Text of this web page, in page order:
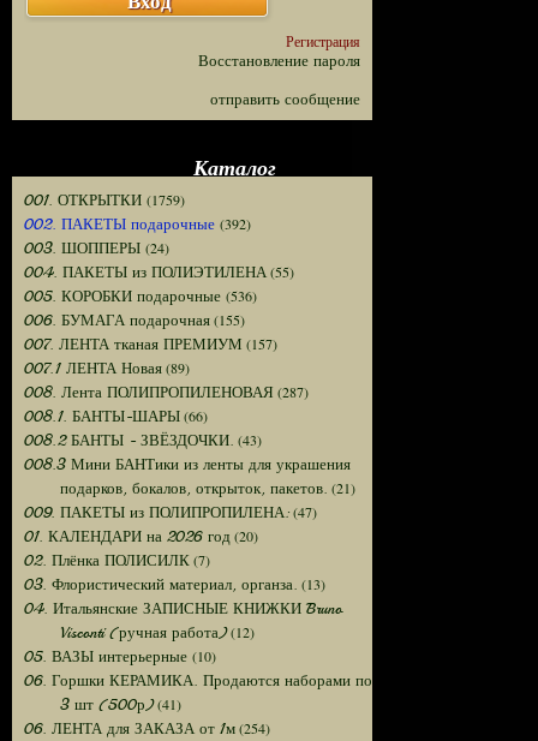
Регистрация
Восстановление пароля
отправить сообщение
Каталог
001. ОТКРЫТКИ (1759)
002. ПАКЕТЫ подарочные (392)
003. ШОППЕРЫ (24)
004. ПАКЕТЫ из ПОЛИЭТИЛЕНА(55)
005. КОРОБКИ подарочные (536)
006. БУМАГА подарочная(155)
007. ЛЕНТА тканая ПРЕМИУМ (157)
007.1 ЛЕНТА Новая(89)
008. Лента ПОЛИПРОПИЛЕНОВАЯ (287)
008.1. БАНТЫ-ШАРЫ(66)
008.2 БАНТЫ - ЗВЁЗДОЧКИ. (43)
008.3 Мини БАНТики из ленты для украшения
подарков, бокалов, открыток, пакетов. (21)
009. ПАКЕТЫ из ПОЛИПРОПИЛЕНА:(47)
01. КАЛЕНДАРИ на 2026 год (20)
02. Плёнка ПОЛИСИЛК(7)
03. Флористический материал, органза. (13)
04. Итальянские ЗАПИСНЫЕ КНИЖКИ Bruno
Visconti (ручная работа)(12)
05. ВАЗЫ интерьерные (10)
06. Горшки КЕРАМИКА. Продаются наборами по
3 шт (500р)(41)
06. ЛЕНТА для ЗАКАЗА от 1м(254)